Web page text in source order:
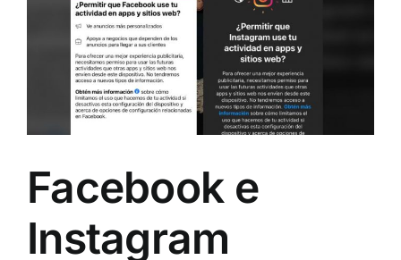
Facebook e
Instagram